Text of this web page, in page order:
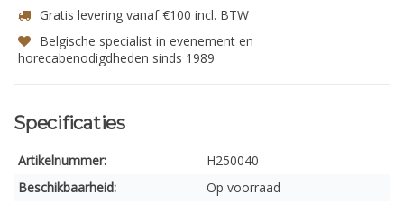
Gratis levering vanaf €100 incl. BTW
Belgische specialist in evenement en
horecabenodigdheden sinds 1989
Specificaties
Artikelnummer:
H250040
Beschikbaarheid:
Op voorraad